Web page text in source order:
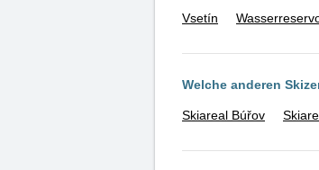
Vsetín
Welche anderen
Skiareal Búřov